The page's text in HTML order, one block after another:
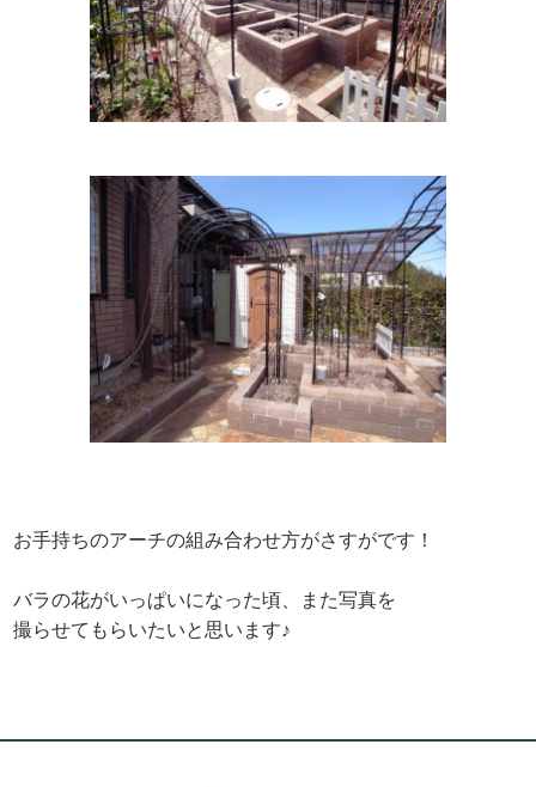
お手持ちのアーチの組み合わせ方がさすがです！
バラの花がいっぱいになった頃、また写真を
撮らせてもらいたいと思います♪